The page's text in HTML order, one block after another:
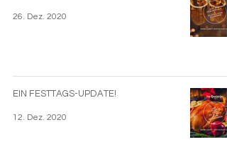
26. Dez. 2020
EIN FESTTAGS-UPDATE!
12. Dez. 2020